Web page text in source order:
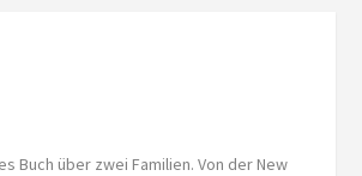
Buch über zwei Familien. Von der New